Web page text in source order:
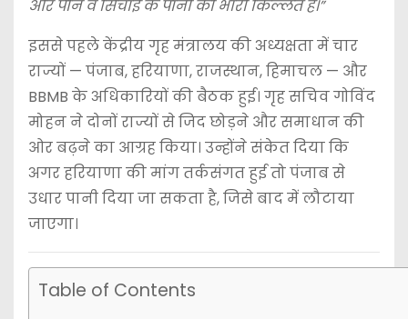
और पीने व सिंचाई के पानी की भारी किल्लत है।”
इससे पहले केंद्रीय गृह मंत्रालय की अध्यक्षता में चार
राज्यों — पंजाब, हरियाणा, राजस्थान, हिमाचल — और
BBMB के अधिकारियों की बैठक हुई। गृह सचिव गोविंद
मोहन ने दोनों राज्यों से जिद छोड़ने और समाधान की
ओर बढ़ने का आग्रह किया। उन्होंने संकेत दिया कि
अगर हरियाणा की मांग तर्कसंगत हुई तो पंजाब से
उधार पानी दिया जा सकता है, जिसे बाद में लौटाया
जाएगा।
Table of Contents